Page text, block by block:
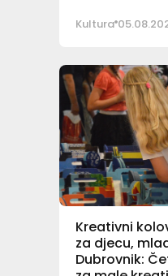
Kultura
Kreativni
za djecu,
Dubrovnik: